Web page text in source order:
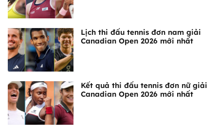
Lịch thi đấu tennis đơn nam giải
Canadian Open 2026 mới nhất
Kết quả thi đấu tennis đơn nữ giải
Canadian Open 2026 mới nhất